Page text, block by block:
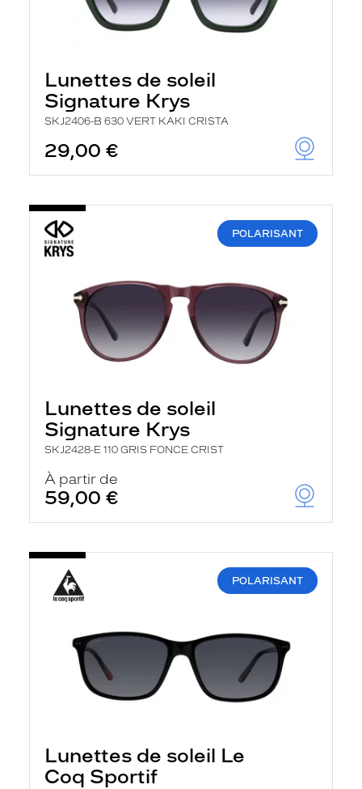
Lunettes de soleil
Signature Krys
SKJ2406-B 630 VERT KAKI CRISTA
29,00 €
POLARISANT
Lunettes de soleil
Signature Krys
SKJ2428-E 110 GRIS FONCE CRIST
À partir de
59,00 €
POLARISANT
Lunettes de soleil Le
Coq Sportif